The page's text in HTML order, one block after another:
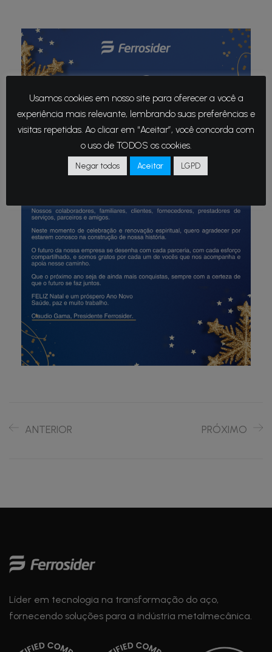
ANTERIOR PRÓXIMO
Líder em tecnologia na transformação do aço,
fornecendo soluções para a indústria metalmecânica.
Usamos cookies em nosso site para oferecer a você a
experiência mais relevante, lembrando suas preferências e
visitas repetidas. Ao clicar em “Aceitar”, você concorda com
o uso de TODOS os cookies.
Negar todos Aceitar LGPD